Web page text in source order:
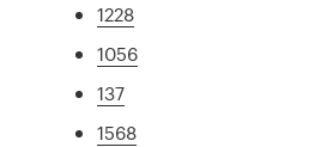
1228
1056
137
1568